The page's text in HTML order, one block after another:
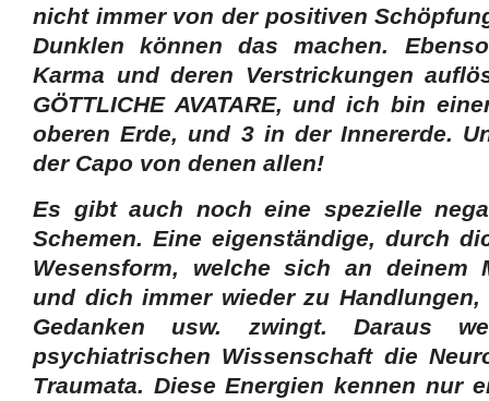
nicht immer von der positiven
Dunklen können das machen.
Karma und deren Verstrickungen
GÖTTLICHE AVATARE, und ich bin
oberen Erde, und 3 in der Innererde.
der Capo von denen allen!
Es gibt auch noch eine spezielle
Schemen. Eine eigenständige, durch
Wesensform, welche sich an deinem
und dich immer wieder zu
Gedanken usw. zwingt. Daraus
psychiatrischen Wissenschaft die
Traumata. Diese Energien kennen nur